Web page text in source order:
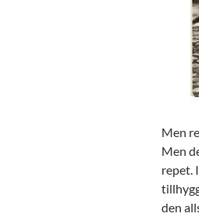
Men
Men
repet.
den